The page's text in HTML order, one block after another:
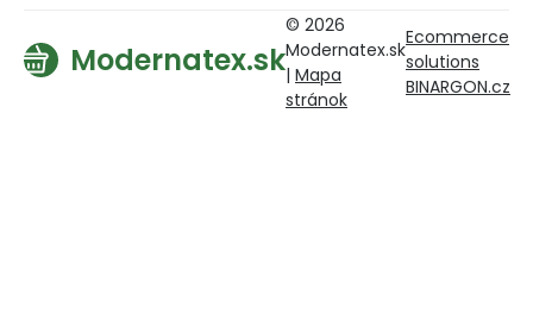
Modernatex.sk
© 2026
Modernatex.sk
| Mapa
stránok
Ecommerce
solutions
BINARGON.cz